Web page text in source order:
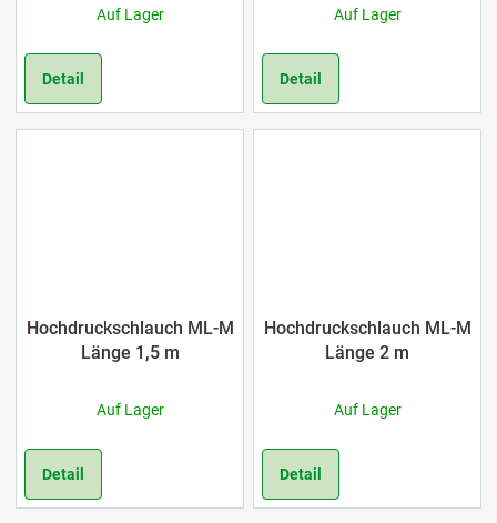
Auf Lager
Detail
Auf Lager
Detail
Hochdruckschlauch ML-M
Länge 1,5 m
Auf Lager
Detail
Hochdruckschlauch ML-M
Länge 2 m
Auf Lager
Detail